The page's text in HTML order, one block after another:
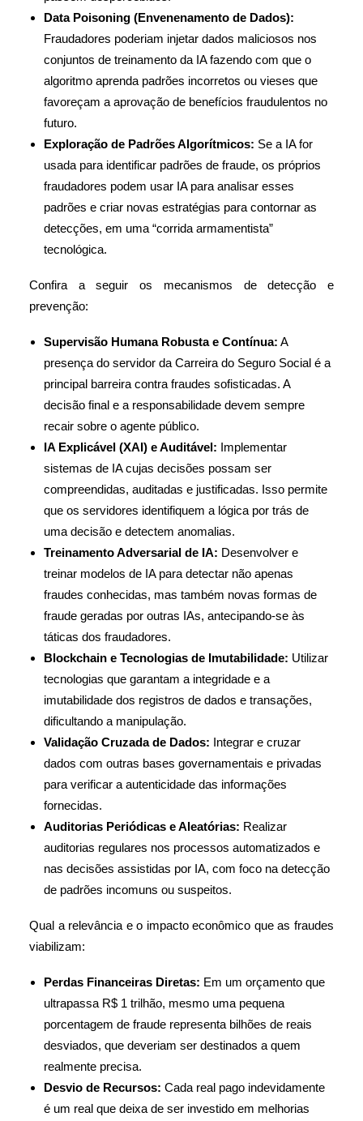
Data Poisoning (Envenenamento de Dados):
Fraudadores poderiam injetar dados maliciosos nos
conjuntos de treinamento da IA fazendo com que o
algoritmo aprenda padrões incorretos ou vieses que
favoreçam a aprovação de benefícios fraudulentos no
futuro.
Exploração de Padrões Algorítmicos: Se a IA for
usada para identificar padrões de fraude, os próprios
fraudadores podem usar IA para analisar esses
padrões e criar novas estratégias para contornar as
detecções, em uma “corrida armamentista”
tecnológica.
Confira a seguir os mecanismos de detecção e
prevenção:
Supervisão Humana Robusta e Contínua: A
presença do servidor da Carreira do Seguro Social é a
principal barreira contra fraudes sofisticadas. A
decisão final e a responsabilidade devem sempre
recair sobre o agente público.
IA Explicável (XAI) e Auditável: Implementar
sistemas de IA cujas decisões possam ser
compreendidas, auditadas e justificadas. Isso permite
que os servidores identifiquem a lógica por trás de
uma decisão e detectem anomalias.
Treinamento Adversarial de IA: Desenvolver e
treinar modelos de IA para detectar não apenas
fraudes conhecidas, mas também novas formas de
fraude geradas por outras IAs, antecipando-se às
táticas dos fraudadores.
Blockchain e Tecnologias de Imutabilidade: Utilizar
tecnologias que garantam a integridade e a
imutabilidade dos registros de dados e transações,
dificultando a manipulação.
Validação Cruzada de Dados: Integrar e cruzar
dados com outras bases governamentais e privadas
para verificar a autenticidade das informações
fornecidas.
Auditorias Periódicas e Aleatórias: Realizar
auditorias regulares nos processos automatizados e
nas decisões assistidas por IA, com foco na detecção
de padrões incomuns ou suspeitos.
Qual a relevância e o impacto econômico que as fraudes
viabilizam:
Perdas Financeiras Diretas: Em um orçamento que
ultrapassa R$ 1 trilhão, mesmo uma pequena
porcentagem de fraude representa bilhões de reais
desviados, que deveriam ser destinados a quem
realmente precisa.
Desvio de Recursos: Cada real pago indevidamente
é um real que deixa de ser investido em melhorias